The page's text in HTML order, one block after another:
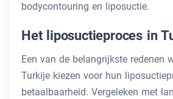
bodycontouring en liposuctie.
Het liposuctieproces in
Een van de belangrijkste redenen
Turkije kiezen voor hun
betaalbaarheid. Vergeleken met